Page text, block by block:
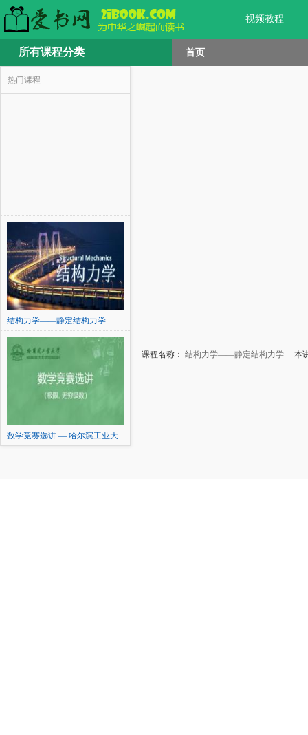
视频教程
所有课程分类 首页
热门课程
结构力学——静定结构力学
数学竞赛选讲 — 哈尔滨工业大
课程名称： 结构力学——静定结构力学 本讲